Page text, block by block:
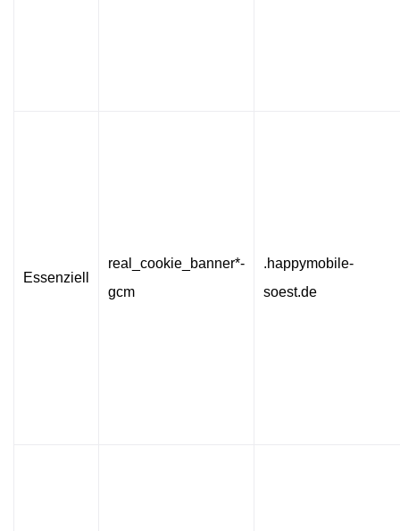
Essenziell
real_cookie_banner*-
gcm
.happymobile-
soest.de